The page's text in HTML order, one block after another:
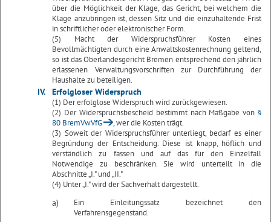
über die Möglichkeit der Klage, das Gericht, bei welchem die
Klage anzubringen ist, dessen Sitz und die einzuhaltende Frist
in schriftlicher oder elektronischer Form.
(5) Macht der Widerspruchsführer Kosten eines
Bevollmächtigten durch eine Anwaltskostenrechnung geltend,
so ist das Oberlandesgericht Bremen entsprechend den jährlich
erlassenen Verwaltungsvorschriften zur Durchführung der
Haushalte zu beteiligen.
IV. Erfolgloser Widerspruch
(1) Der erfolglose Widerspruch wird zurückgewiesen.
(2) Der Widerspruchsbescheid bestimmt nach Maßgabe von §
80 BremVwVfG
, wer die Kosten trägt.
(3) Soweit der Widerspruchsführer unterliegt, bedarf es einer
Begründung der Entscheidung. Diese ist knapp, höflich und
verständlich zu fassen und auf das für den Einzelfall
Notwendige zu beschränken. Sie wird unterteilt in die
Abschnitte „I." und „II."
(4) Unter „I." wird der Sachverhalt dargestellt.
a)
Ein Einleitungssatz bezeichnet den
Verfahrensgegenstand.